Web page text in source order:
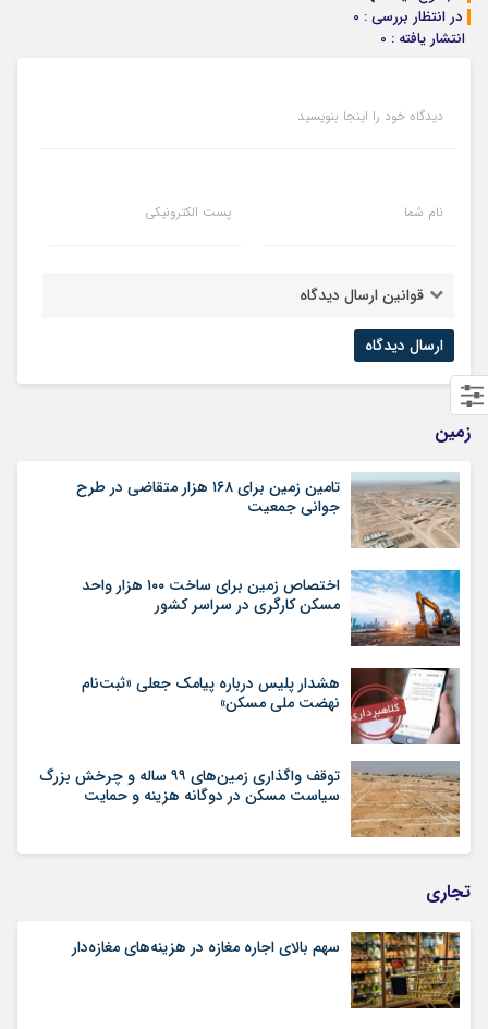
در انتظار بررسی : 0
انتشار یافته : 0
دیدگاه خود را اینجا بنویسید
نام شما پست الکترونیکی
قوانین ارسال دیدگاه
زمین
تامین زمین برای ۱۶۸ هزار متقاضی در طرح
جوانی جمعیت
اختصاص زمین برای ساخت ۱۰۰ هزار واحد
مسکن کارگری در سراسر کشور
هشدار پلیس درباره پیامک جعلی «ثبت‌نام
نهضت ملی مسکن»
توقف واگذاری زمین‌های ۹۹ ساله و چرخش بزرگ
سیاست مسکن در دوگانه هزینه و حمایت
تجاری
سهم بالای اجاره‌‌ مغازه در هزینه‌‌های مغازه‌‌دار